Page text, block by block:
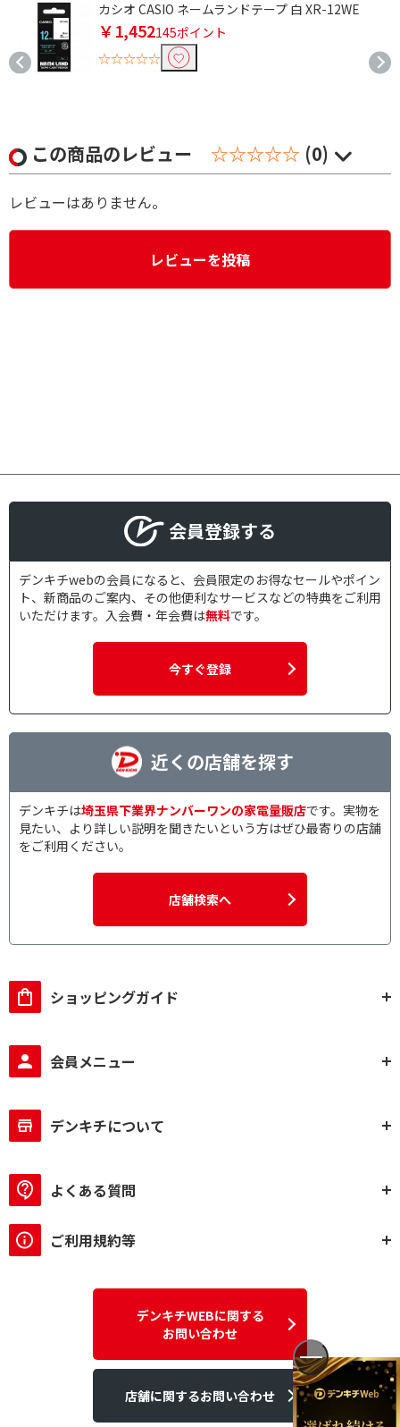
カシオ CASIO ネームランドテープ 白 XR-12WE
￥1,452145ポイント
☆☆☆☆☆
この商品のレビュー ☆☆☆☆☆ (0)
レビューはありません。
レビューを投稿
会員登録する
デンキチwebの会員になると、会員限定のお得なセールやポイン
ト、新商品のご案内、その他便利なサービスなどの特典をご利用
いただけます。入会費・年会費は無料です。
今すぐ登録
近くの店舗を探す
デンキチは埼玉県下業界ナンバーワンの家電量販店です。実物を
見たい、より詳しい説明を聞きたいという方はぜひ最寄りの店舗
をご利用ください。
店舗検索へ
ショッピングガイド
会員メニュー
デンキチについて
よくある質問
ご利用規約等
デンキチWEBに関する
お問い合わせ
店舗に関するお問い合わせ